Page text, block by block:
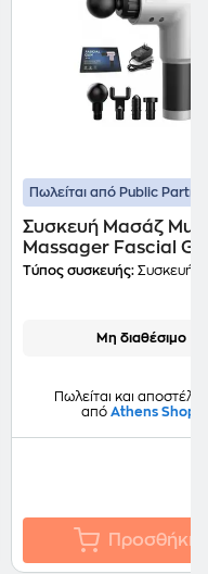
Πωλείται από Public
Συσκευή Μασάζ
Massager Fascial
kh-320 Σε Ασημί
Τύπος συσκευής: Συσκευή
Μη διαθέσιμο
Πωλείται και
από Athens Shop
Προσθήκη